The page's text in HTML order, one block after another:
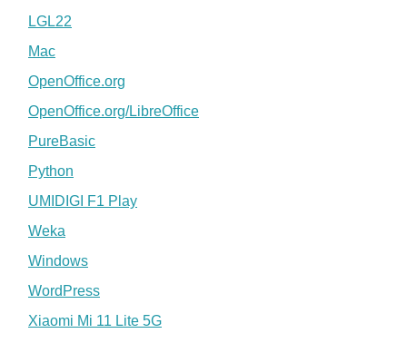
LGL22
Mac
OpenOffice.org
OpenOffice.org/LibreOffice
PureBasic
Python
UMIDIGI F1 Play
Weka
Windows
WordPress
Xiaomi Mi 11 Lite 5G